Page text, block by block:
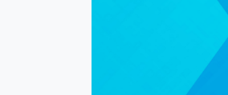
文化